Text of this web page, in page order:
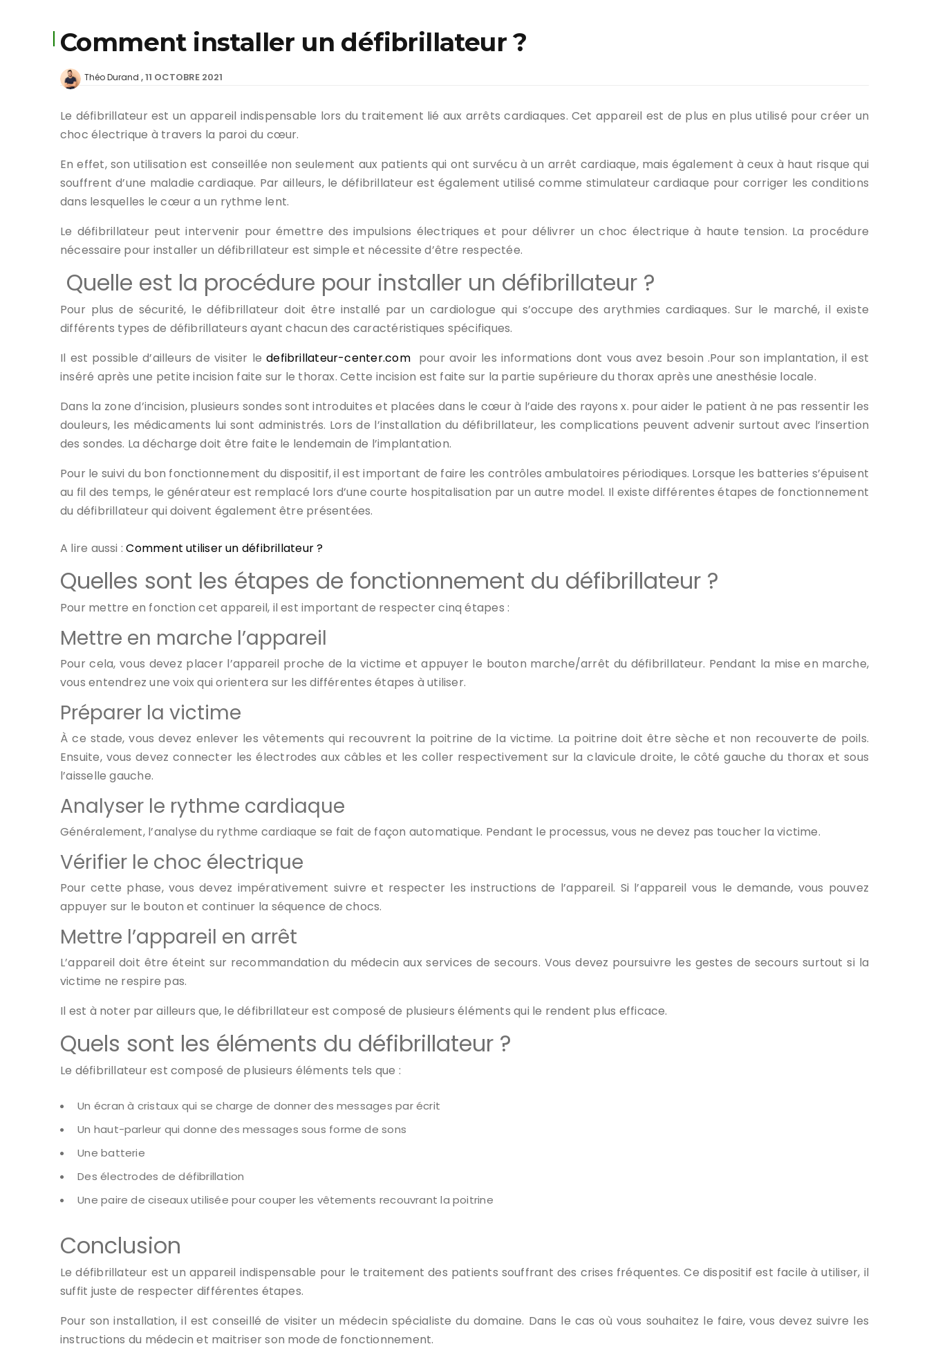
Comment installer un défibrillateur ?
Théo Durand 11 OCTOBRE 2021
Le défibrillateur est un appareil indispensable lors du traitement lié aux arrêts cardiaques. Cet appareil est de plus en plus utilisé pour créer un
choc électrique à travers la paroi du cœur.
En effet, son utilisation est conseillée non seulement aux patients qui ont survécu à un arrêt cardiaque, mais également à ceux à haut risque qui
souffrent d’une maladie cardiaque. Par ailleurs, le défibrillateur est également utilisé comme stimulateur cardiaque pour corriger les conditions
dans lesquelles le cœur a un rythme lent.
Le défibrillateur peut intervenir pour émettre des impulsions électriques et pour délivrer un choc électrique à haute tension. La procédure
nécessaire pour installer un défibrillateur est simple et nécessite d’être respectée.
Quelle est la procédure pour installer un défibrillateur ?
Pour plus de sécurité, le défibrillateur doit être installé par un cardiologue qui s’occupe des arythmies cardiaques. Sur le marché, il existe
différents types de défibrillateurs ayant chacun des caractéristiques spécifiques.
Il est possible d’ailleurs de visiter ledefibrillateur-center.com pour avoir les informations dont vous avez besoin .Pour son implantation, il est
inséré après une petite incision faite sur le thorax. Cette incision est faite sur la partie supérieure du thorax après une anesthésie locale.
Dans la zone d’incision, plusieurs sondes sont introduites et placées dans le cœur à l’aide des rayons x. pour aider le patient à ne pas ressentir les
douleurs, les médicaments lui sont administrés. Lors de l’installation du défibrillateur, les complications peuvent advenir surtout avec l’insertion
des sondes. La décharge doit être faite le lendemain de l’implantation.
Pour le suivi du bon fonctionnement du dispositif, il est important de faire les contrôles ambulatoires périodiques. Lorsque les batteries s’épuisent
au fil des temps, le générateur est remplacé lors d’une courte hospitalisation par un autre model. Il existe différentes étapes de fonctionnement
du défibrillateur qui doivent également être présentées.
A lire aussi :Comment utiliser un défibrillateur ?
Quelles sont les étapes de fonctionnement du défibrillateur ?
Pour mettre en fonction cet appareil, il est important de respecter cinq étapes :
Mettre en marche l’appareil
Pour cela, vous devez placer l’appareil proche de la victime et appuyer le bouton marche/arrêt du défibrillateur. Pendant la mise en marche,
vous entendrez une voix qui orientera sur les différentes étapes à utiliser.
Préparer la victime
À ce stade, vous devez enlever les vêtements qui recouvrent la poitrine de la victime. La poitrine doit être sèche et non recouverte de poils.
Ensuite, vous devez connecter les électrodes aux câbles et les coller respectivement sur la clavicule droite, le côté gauche du thorax et sous
l’aisselle gauche.
Analyser le rythme cardiaque
Généralement, l’analyse du rythme cardiaque se fait de façon automatique. Pendant le processus, vous ne devez pas toucher la victime.
Vérifier le choc électrique
Pour cette phase, vous devez impérativement suivre et respecter les instructions de l’appareil. Si l’appareil vous le demande, vous pouvez
appuyer sur le bouton et continuer la séquence de chocs.
Mettre l’appareil en arrêt
L’appareil doit être éteint sur recommandation du médecin aux services de secours. Vous devez poursuivre les gestes de secours surtout si la
victime ne respire pas.
Il est à noter par ailleurs que, le défibrillateur est composé de plusieurs éléments qui le rendent plus efficace.
Quels sont les éléments du défibrillateur ?
Le défibrillateur est composé de plusieurs éléments tels que :
Un écran à cristaux qui se charge de donner des messages par écrit
Un haut-parleur qui donne des messages sous forme de sons
Une batterie
Des électrodes de défibrillation
Une paire de ciseaux utilisée pour couper les vêtements recouvrant la poitrine
Conclusion
Le défibrillateur est un appareil indispensable pour le traitement des patients souffrant des crises fréquentes. Ce dispositif est facile à utiliser, il
suffit juste de respecter différentes étapes.
Pour son installation, il est conseillé de visiter un médecin spécialiste du domaine. Dans le cas où vous souhaitez le faire, vous devez suivre les
instructions du médecin et maitriser son mode de fonctionnement.